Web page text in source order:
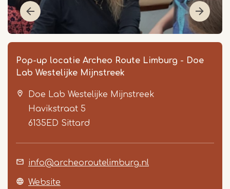
Pop-up locatie Archeo Route Limburg - Doe
Lab Westelijke Mijnstreek
Doe Lab Westelijke Mijnstreek
Havikstraat 5
6135ED Sittard
info@archeoroutelimburg.nl
Website